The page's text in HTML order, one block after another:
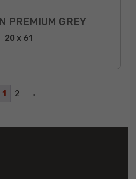
PREMIUM GREY
20 x 61
1 2 →